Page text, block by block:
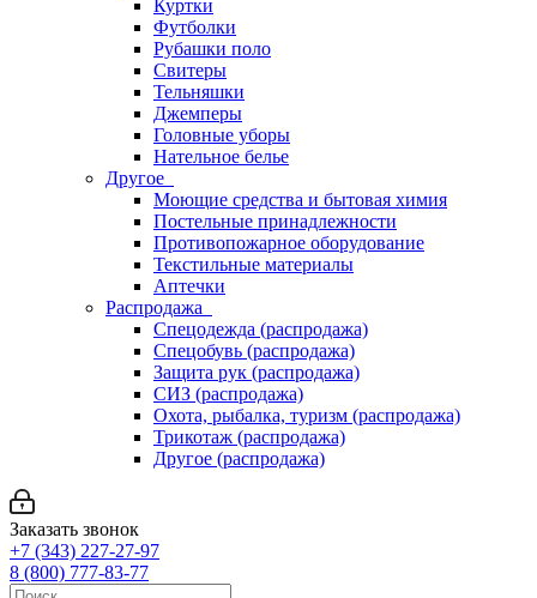
Куртки
Футболки
Рубашки поло
Свитеры
Тельняшки
Джемперы
Головные уборы
Нательное белье
Другое
Моющие средства и бытовая химия
Постельные принадлежности
Противопожарное оборудование
Текстильные материалы
Аптечки
Распродажа
Спецодежда (распродажа)
Спецобувь (распродажа)
Защита рук (распродажа)
СИЗ (распродажа)
Охота, рыбалка, туризм (распродажа)
Трикотаж (распродажа)
Другое (распродажа)
Заказать звонок
+7 (343) 227-27-97
8 (800) 777-83-77